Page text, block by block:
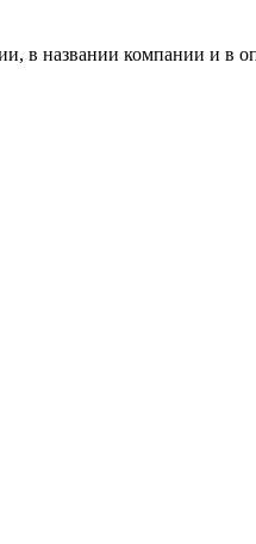
в названии компании и в